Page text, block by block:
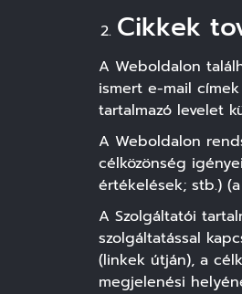
Cikkek
A Weboldalon
ismert e-mail
tartalmazó levelet
A Weboldalon
célközönség
értékelések; stb.)
A Szolgáltatói
szolgáltatással
(linkek útján), a
megjelenési